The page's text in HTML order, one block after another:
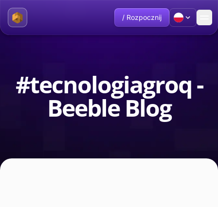
/ Rozpocznij
#tecnologiagroq -
Beeble Blog